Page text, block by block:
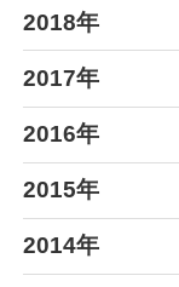
2018年
2017年
2016年
2015年
2014年